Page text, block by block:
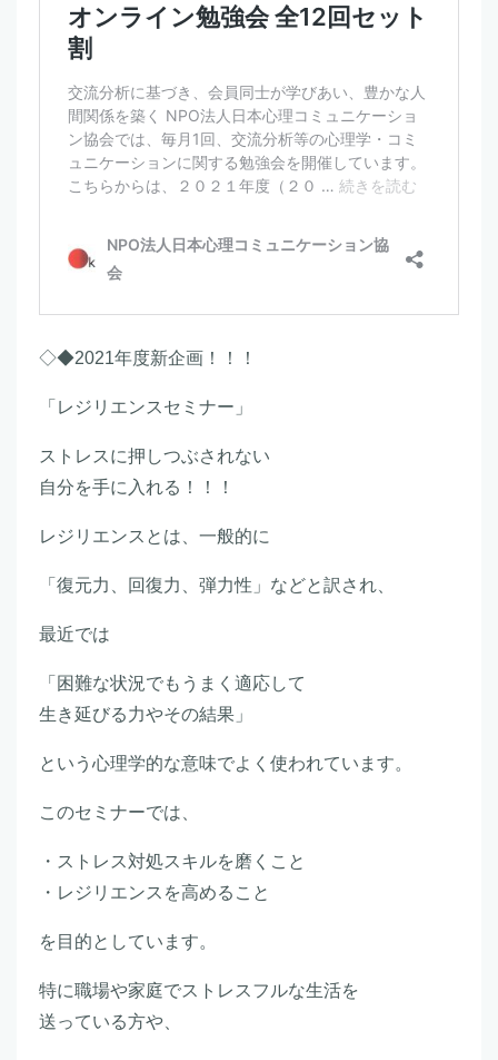
◇◆2021年度新企画！！！
「レジリエンスセミナー」
ストレスに押しつぶされない
自分を手に入れる！！！
レジリエンスとは、一般的に
「復元力、回復力、弾力性」などと訳され、
最近では
「困難な状況でもうまく適応して
生き延びる力やその結果」
という心理学的な意味でよく使われています。
このセミナーでは、
・ストレス対処スキルを磨くこと
・レジリエンスを高めること
を目的としています。
特に職場や家庭でストレスフルな生活を
送っている方や、